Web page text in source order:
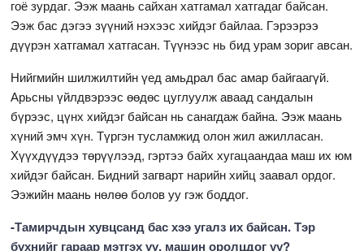
гоё зурдаг. Ээж маань сайхан хатгамал хатгадаг байсан.
Ээж бас дэгээ зүүний нэхээс хийдэг байлаа. Гэрээрээ
дүүрэн хатгамал хатгасан. Түүнээс нь бид урам зориг авсан.
Нийгмийн шилжилтийн үед амьдрал бас амар байгаагүй.
Арьсны үйлдвэрээс өөдөс цуглуулж аваад сандалын
бүрээс, цүнх хийдэг байсан нь санагдаж байна. Ээж маань
хүний эмч хүн. Түргэн тусламжид олон жил ажилласан.
Хүүхдүүдээ төрүүлээд, гэртээ байх хугацаандаа маш их юм
хийдэг байсан. Бидний загварт нарийн хийц заавал ордог.
Ээжийн маань нөлөө болов уу гэж боддог.
-Тамирчдын хувцсанд бас хээ угалз их байсан. Тэр
бүхнийг гараар мэтгэх үү, машин оролцдог уу?